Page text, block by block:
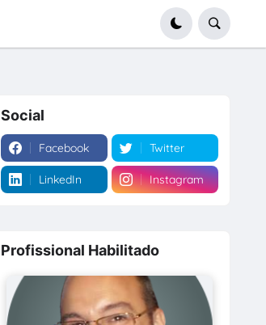
Social
Facebook Twitter
LinkedIn Instagram
Profissional Habilitado